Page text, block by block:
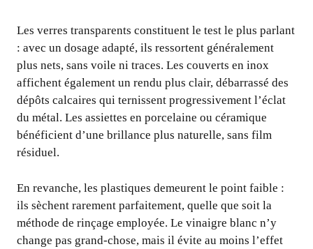
Les verres transparents constituent le test le plus parlant
: avec un dosage adapté, ils ressortent généralement
plus nets, sans voile ni traces. Les couverts en inox
affichent également un rendu plus clair, débarrassé des
dépôts calcaires qui ternissent progressivement l’éclat
du métal. Les assiettes en porcelaine ou céramique
bénéficient d’une brillance plus naturelle, sans film
résiduel.
En revanche, les plastiques demeurent le point faible :
ils sèchent rarement parfaitement, quelle que soit la
méthode de rinçage employée. Le vinaigre blanc n’y
change pas grand-chose, mais il évite au moins l’effet